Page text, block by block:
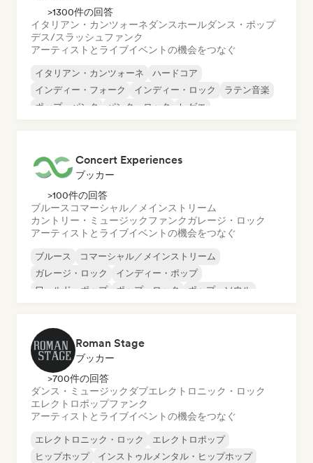
>1300件の回答
イタリアン・カンツォーネダンスホールダンス・ポップ
デス/スラッシュ ファンク
アーティストとライブイベントの機会をつなぐ
イタリアン・カンツォーネ
ハードコア
インディー・フォーク
インディー・ロック
ラテン音楽
ポップ・パンク
パンク・ロック レゲエ
Concert Experiences
ブッカー
>100件の回答
ブルース コマーシャル／メインストリーム
カントリー・ミュージックファンクガレージ・ロック
アーティストとライブイベントの機会をつなぐ
ブルース
コマーシャル／メインストリーム
ガレージ・ロック
インディー・ポップ
ワールド・ポップ
ポップ・ロック
ポップ・ソウル
Roman Stage
ブッカー
>700件の回答
ダンス・ミュージック ダブエレクトロニック・ロック
エレクトロポップファンク
アーティストとライブイベントの機会をつなぐ
エレクトロニック・ロック
エレクトロポップ
ヒップホップ
インストゥルメンタル・ヒップホップ